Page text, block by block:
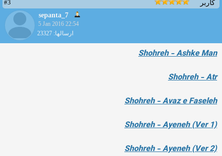
کاربر
#3
sepanta_7
5 Jan 2016 22:54
ارسالها: 23327
Shohreh - Ashke Man
Shohreh - Atr
Shohreh - Avaz e Faseleh
Shohreh - Ayeneh (Ver 1)
Shohreh - Ayeneh (Ver 2)